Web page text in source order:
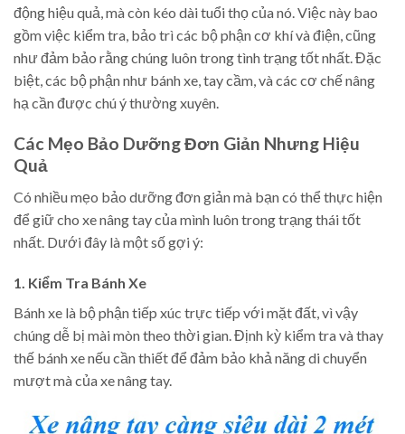
động hiệu quả, mà còn kéo dài tuổi thọ của nó. Việc này bao
gồm việc kiểm tra, bảo trì các bộ phận cơ khí và điện, cũng
như đảm bảo rằng chúng luôn trong tình trạng tốt nhất. Đặc
biệt, các bộ phận như bánh xe, tay cầm, và các cơ chế nâng
hạ cần được chú ý thường xuyên.
Các Mẹo Bảo Dưỡng Đơn Giản Nhưng Hiệu
Quả
Có nhiều mẹo bảo dưỡng đơn giản mà bạn có thể thực hiện
để giữ cho xe nâng tay của mình luôn trong trạng thái tốt
nhất. Dưới đây là một số gợi ý:
1. Kiểm Tra Bánh Xe
Bánh xe là bộ phận tiếp xúc trực tiếp với mặt đất, vì vậy
chúng dễ bị mài mòn theo thời gian. Định kỳ kiểm tra và thay
thế bánh xe nếu cần thiết để đảm bảo khả năng di chuyển
mượt mà của xe nâng tay.